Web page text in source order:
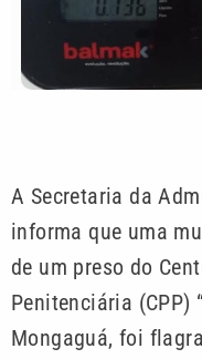
A Secretaria da
informa que uma
de um preso do
Penitenciária (CPP)
Mongaguá, foi